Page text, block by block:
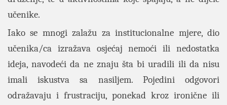
učenike.
Iako se mnogi zalažu za institucionalne mjere, dio
učenika/ca izražava osjećaj nemoći ili nedostatka
ideja, navodeći da ne znaju šta bi uradili ili da nisu
imali iskustva sa nasiljem. Pojedini odgovori
odražavaju i frustraciju, ponekad kroz ironične ili